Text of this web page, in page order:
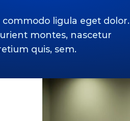
ligula eget dolor.
montes, nascetur
quis, sem.